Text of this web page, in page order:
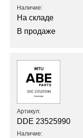
Наличие:
На складе
В продаже
Артикул:
DDE 23525990
Наличие: